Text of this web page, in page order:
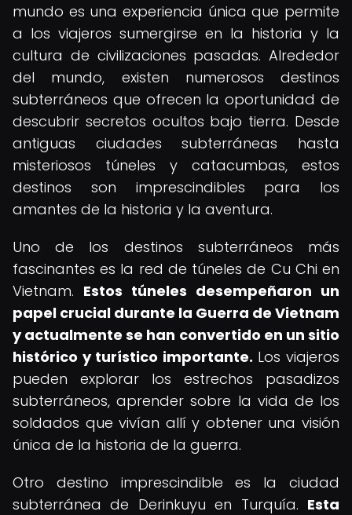
mundo es una experiencia única que permite
a los viajeros sumergirse en la historia y la
cultura de civilizaciones pasadas. Alrededor
del mundo, existen numerosos destinos
subterráneos que ofrecen la oportunidad de
descubrir secretos ocultos bajo tierra. Desde
antiguas ciudades subterráneas hasta
misteriosos túneles y catacumbas, estos
destinos son imprescindibles para los
amantes de la historia y la aventura.
Uno de los destinos subterráneos más
fascinantes es la red de túneles de Cu Chi en
Vietnam. Estos túneles desempeñaron un
papel crucial durante la Guerra de Vietnam
y actualmente se han convertido en un sitio
histórico y turístico importante. Los viajeros
pueden explorar los estrechos pasadizos
subterráneos, aprender sobre la vida de los
soldados que vivían allí y obtener una visión
única de la historia de la guerra.
Otro destino imprescindible es la ciudad
subterránea de Derinkuyu en Turquía. Esta